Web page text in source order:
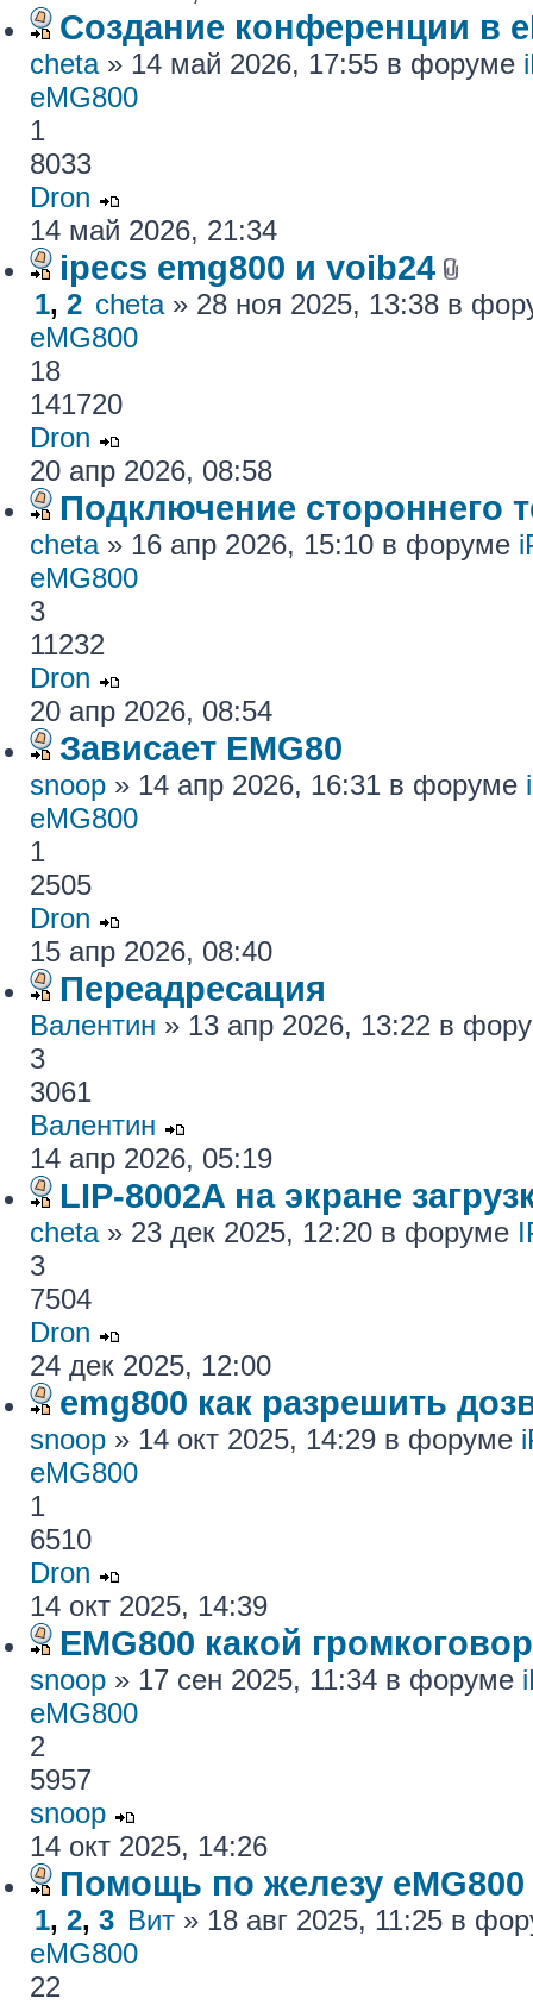
Создание конференции в
cheta» 14 май 2026, 17:55 в форуме
eMG800
1
8033
Dron
14 май 2026, 21:34
ipecs emg800 и voib24
1, 2 cheta» 28 ноя 2025, 13:38 в
eMG800
18
141720
Dron
20 апр 2026, 08:58
Подключение стороннего
cheta» 16 апр 2026, 15:10 в форуме
eMG800
3
11232
Dron
20 апр 2026, 08:54
Зависает EMG80
snoop » 14 апр 2026, 16:31 в форуме
eMG800
1
2505
Dron
15 апр 2026, 08:40
Переадресация
Валентин » 13 апр 2026, 13:22 в
3
3061
Валентин
14 апр 2026, 05:19
LIP-8002A на экране
cheta» 23 дек 2025, 12:20 в форуме
3
7504
Dron
24 дек 2025, 12:00
emg800 как разрешить
snoop » 14 окт 2025, 14:29 в форуме
eMG800
1
6510
Dron
14 окт 2025, 14:39
EMG800 какой
snoop » 17 сен 2025, 11:34 в форуме
eMG800
2
5957
snoop
14 окт 2025, 14:26
Помощь по железу eMG800
1, 2, 3 Вит » 18 авг 2025, 11:25 в
eMG800
22